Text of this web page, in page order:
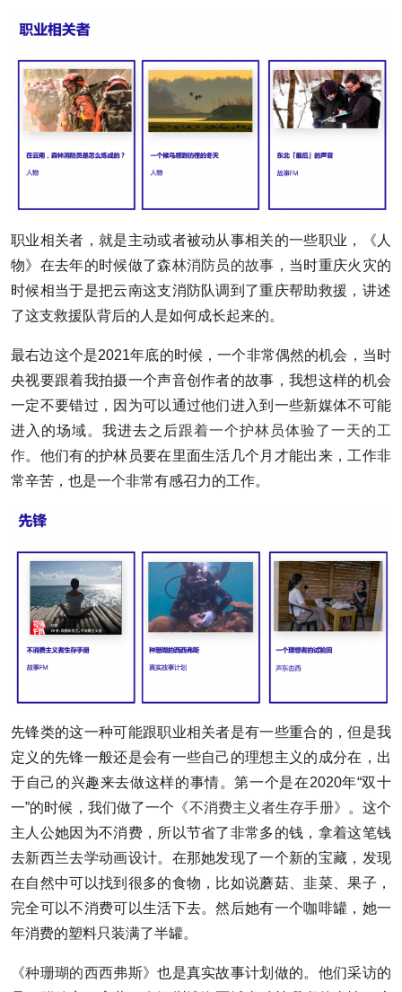
职业相关者，就是主动或者被动从事相关的一些职业，《人
物》在去年的时候做了森林消防员的故事 ，当时重庆火灾的
时候相当于是把云南这支消防队调到了重庆帮助救援，讲述
了这支救援队背后的人是如何成长起来的。
最右边这个是2021年底的时候，一个非常偶然的机会，当时
央视要跟着我拍摄一个声音创作者的故事，我想这样的机会
一定不要错过，因为可以通过他们进入到一些新媒体不可能
进入的场域。我进去之后跟着一个护林员体验了一天的工
作。他们有的护林员要在里面生活几个月才能出来，工作非
常辛苦，也是一个非常有感召力的工作。
先锋类的这一种可能跟职业相关者是有一些重合的，但是我
定义的先锋一般还是会有一些自己的理想主义的成分在，出
于自己的兴趣来去做这样的事情。第一个是在2020年“双十
一”的时候，我们做了一个 《不消费主义者生存手册》
。这个
主人公她因为不消费，所以节省了非常多的钱，拿着这笔钱
去新西兰去学动画设计。在那她发现了一个新的宝藏，发现
在自然中可以找到很多的食物，比如说蘑菇、韭菜、果子，
完全可以不消费可以生活下去。然后她有一个咖啡罐，她一
年消费的塑料只装满了半罐。
《种珊瑚的西西弗斯》也是真实故事计划做的。他们采访的